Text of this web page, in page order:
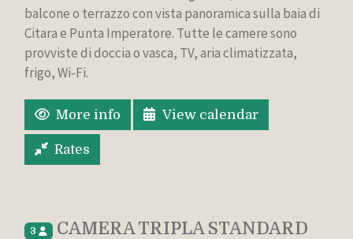
balcone o terrazzo con vista panoramica sulla baia di
Citara e Punta Imperatore. Tutte le camere sono
provviste di doccia o vasca, TV, aria climatizzata,
frigo, Wi-Fi.
More info View calendar
Rates
3 CAMERA TRIPLA STANDARD